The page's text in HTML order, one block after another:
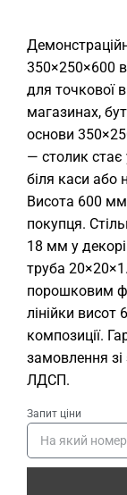
350×250×600
для точкової
магазинах,
основи
— столик стає
біля каси або
Висота 600 мм
покупця.
18 мм у
труба
порошковим
лінійки
композиції.
замовлення зі
ЛДСП.
Запит ціни